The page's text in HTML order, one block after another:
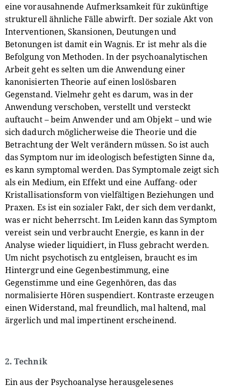
eine vorausahnende Aufmerksamkeit für zukünftige
strukturell ähnliche Fälle abwirft. Der soziale Akt von
Interventionen, Skansionen, Deutungen und
Betonungen ist damit ein Wagnis. Er ist mehr als die
Befolgung von Methoden. In der psychoanalytischen
Arbeit geht es selten um die Anwendung einer
kanonisierten Theorie auf einen loslösbaren
Gegenstand. Vielmehr geht es darum, was in der
Anwendung verschoben, verstellt und versteckt
auftaucht – beim Anwender und am Objekt – und wie
sich dadurch möglicherweise die Theorie und die
Betrachtung der Welt verändern müssen. So ist auch
das Symptom nur im ideologisch befestigten Sinne da,
es kann symptomal werden. Das Symptomale zeigt sich
als ein Medium, ein Effekt und eine Auffang- oder
Kristallisationsform von vielfältigen Beziehungen und
Praxen. Es ist ein sozialer Fakt, der sich dem verdankt,
was er nicht beherrscht. Im Leiden kann das Symptom
vereist sein und verbraucht Energie, es kann in der
Analyse wieder liquidiert, in Fluss gebracht werden.
Um nicht psychotisch zu entgleisen, braucht es im
Hintergrund eine Gegenbestimmung, eine
Gegenstimme und eine Gegenhören, das das
normalisierte Hören suspendiert. Kontraste erzeugen
einen Widerstand, mal freundlich, mal haltend, mal
ärgerlich und mal impertinent erscheinend.
2. Technik
Ein aus der Psychoanalyse herausgelesenes